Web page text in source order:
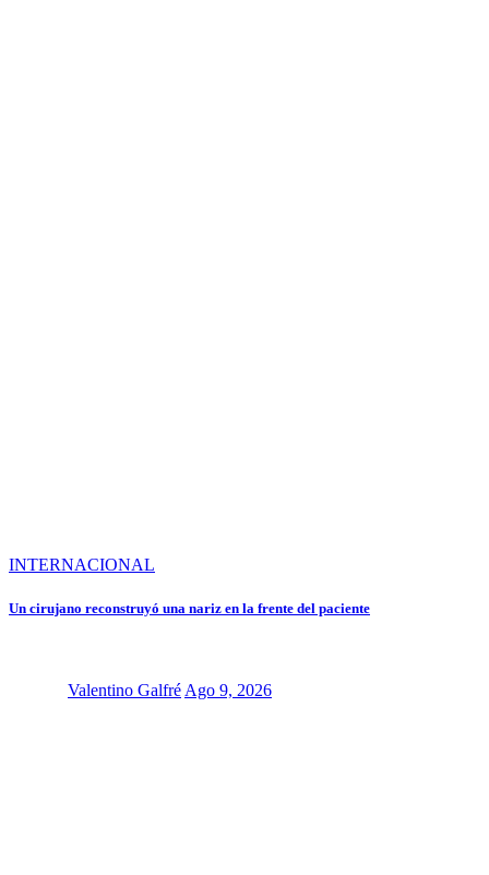
INTERNACIONAL
Un cirujano reconstruyó una nariz en la frente del paciente
Valentino Galfré Ago 9, 2026